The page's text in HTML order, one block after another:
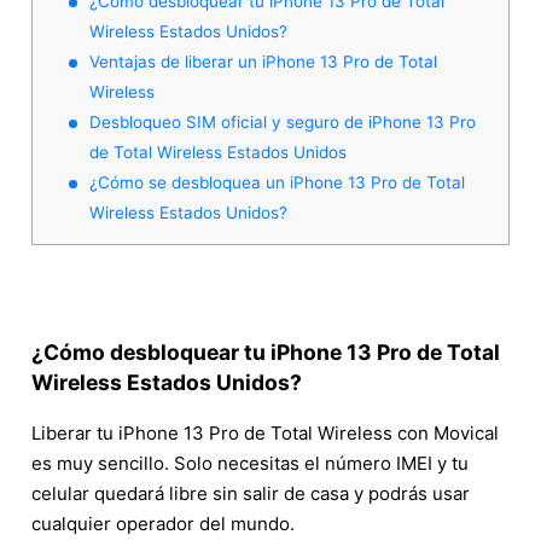
Wireless Estados Unidos?
Ventajas de liberar un iPhone 13 Pro de Total
Wireless
Desbloqueo SIM oficial y seguro de iPhone 13 Pro
de Total Wireless Estados Unidos
¿Cómo se desbloquea un iPhone 13 Pro de Total
Wireless Estados Unidos?
¿Cómo desbloquear tu iPhone 13 Pro de Total
Wireless Estados Unidos?
Liberar tu iPhone 13 Pro de Total Wireless con Movical
es muy sencillo. Solo necesitas el número IMEI y tu
celular quedará libre sin salir de casa y podrás usar
cualquier operador del mundo.